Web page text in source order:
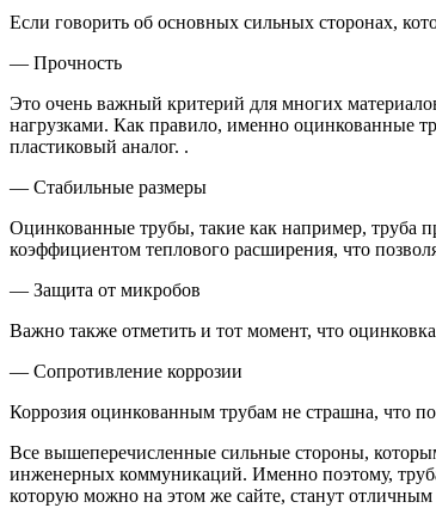
Если говорить об основных сильных сторонах,
— Прочность
Это очень важный критерий для многих
нагрузками. Как правило, именно оцинкованные
пластиковый аналог. .
— Стабильные размеры
Оцинкованные трубы, такие как например, труба
коэффициентом теплового расширения, что
— Защита от микробов
Важно также отметить и тот момент, что
— Сопротивление коррозии
Коррозия оцинкованным трубам не страшна, что
Все вышеперечисленные сильные стороны,
инженерных коммуникаций. Именно поэтому,
которую можно на этом же сайте, станут